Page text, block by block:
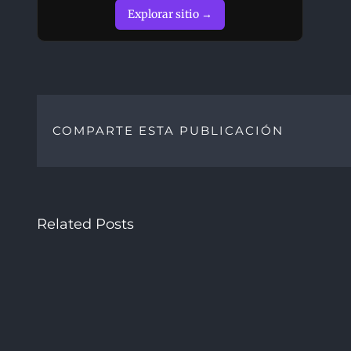
Explorar sitio →
COMPARTE ESTA PUBLICACIÓN
Related Posts